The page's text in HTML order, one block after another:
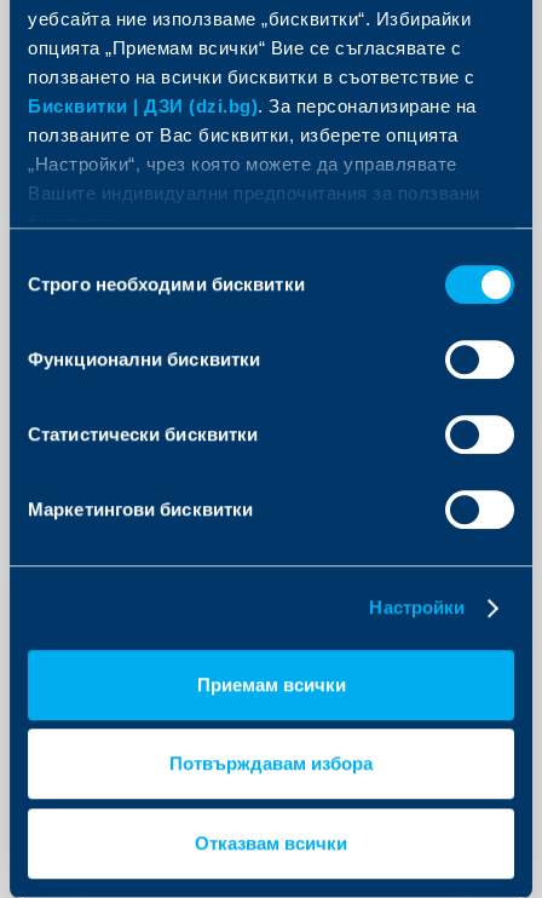
уебсайта ние използваме „бисквитки“. Избирайки
опцията „Приемам всички“ Вие се съгласявате с
ползването на всички бисквитки в съответствие с
Бисквитки | ДЗИ (dzi.bg). За персонализиране на
ползваните от Вас бисквитки, изберете опцията
„Настройки“, чрез която можете да управлявате
Вашите индивидуални предпочитания за ползвани
наСтрого необходими бисквитки
Функционални бисквитки
Статистически бисквитки
Маркетингови бисквитки
Настройки
Приемам всички
Потвърждавам избора
Отказвам всички
Съобразно спецификата на всеки конкретен случай ДЗИ може
да изиска в обоснована писмена форма и други документи,
Принтирайте списъка
Полезни документи